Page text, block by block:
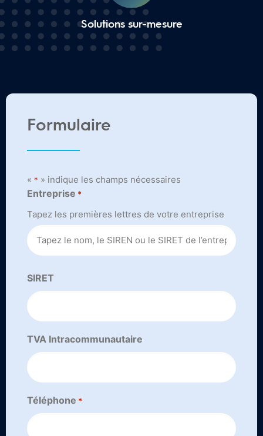
Solutions sur-mesure
Formulaire
« * » indique les champs nécessaires
Entreprise *
Tapez les premières lettres de votre entreprise
SIRET
TVA Intracommunautaire
Téléphone *